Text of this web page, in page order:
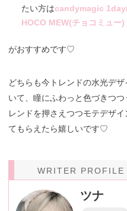
たい方はcandymagic
HOCO MEW(チョコミュー)
がおすすめです♡
どちらも今トレンドの水光デ
いて、瞳にふわっと色づきつ
レンドを押さえつつモテデザ
てもらえたら嬉しいです♡
WRITER PROFILE
ツナ